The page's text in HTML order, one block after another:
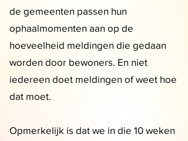
de gemeenten passen hun
ophaalmomenten aan op de
hoeveelheid meldingen die gedaan
worden door bewoners. En niet
iedereen doet meldingen of weet hoe
dat moet.
Opmerkelijk is dat we in die 10 weken